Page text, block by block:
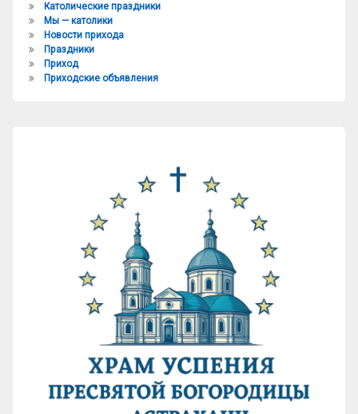
Католические праздники
Мы — католики
Новости прихода
Праздники
Приход
Приходские объявления